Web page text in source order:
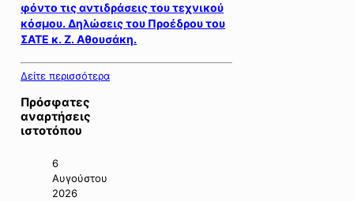
φόντο τις αντιδράσεις του τεχνικού
κόσμου. Δηλώσεις του Προέδρου του
ΣΑΤΕ κ. Ζ. Αθουσάκη.
Δείτε περισσότερα
Πρόσφατες
αναρτήσεις
ιστοτόπου
6
Αυγούστου
2026